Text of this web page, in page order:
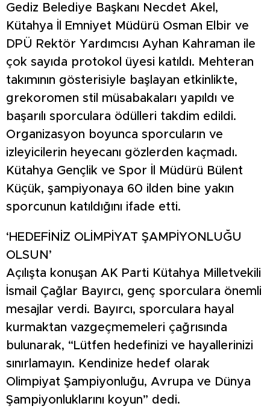
Gediz Belediye Başkanı Necdet Akel,
Kütahya İl Emniyet Müdürü Osman Elbir ve
DPÜ Rektör Yardımcısı Ayhan Kahraman ile
çok sayıda protokol üyesi katıldı. Mehteran
takımının gösterisiyle başlayan etkinlikte,
grekoromen stil müsabakaları yapıldı ve
başarılı sporculara ödülleri takdim edildi.
Organizasyon boyunca sporcuların ve
izleyicilerin heyecanı gözlerden kaçmadı.
Kütahya Gençlik ve Spor İl Müdürü Bülent
Küçük, şampiyonaya 60 ilden bine yakın
sporcunun katıldığını ifade etti.
‘HEDEFİNİZ OLİMPİYAT ŞAMPİYONLUĞU
OLSUN’
Açılışta konuşan AK Parti Kütahya Milletvekili
İsmail Çağlar Bayırcı, genç sporculara önemli
mesajlar verdi. Bayırcı, sporculara hayal
kurmaktan vazgeçmemeleri çağrısında
bulunarak, “Lütfen hedefinizi ve hayallerinizi
sınırlamayın. Kendinize hedef olarak
Olimpiyat Şampiyonluğu, Avrupa ve Dünya
Şampiyonluklarını koyun” dedi.